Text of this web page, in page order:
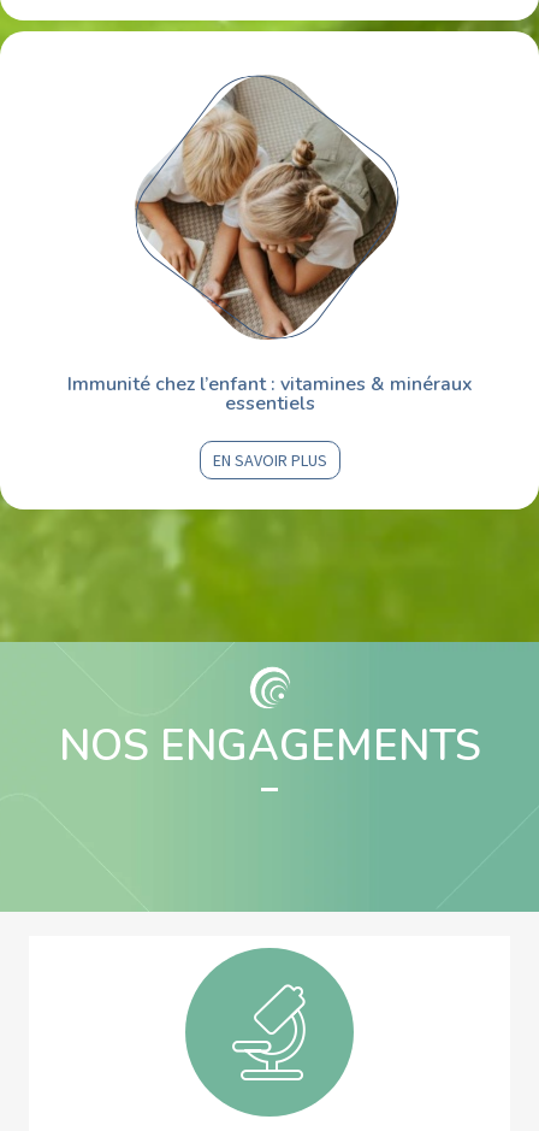
Immunité chez l’enfant : vitamines & minéraux
essentiels
EN SAVOIR PLUS
NOS ENGAGEMENTS